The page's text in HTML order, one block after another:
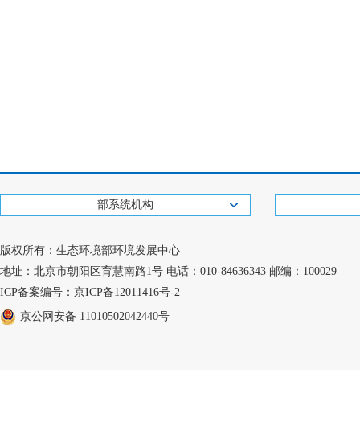
部系统机构
版权所有：生态环境部环境发展中心
地址：北京市朝阳区育慧南路1号 电话：010-84636343 邮编：100029
ICP备案编号：京ICP备12011416号-2
京公网安备 11010502042440号